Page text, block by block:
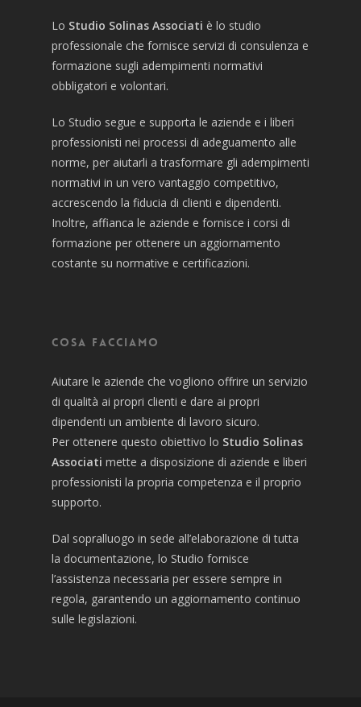
Lo Studio Solinas Associati è lo studio
professionale che fornisce servizi di consulenza e
formazione sugli adempimenti normativi
obbligatori e volontari.
Lo Studio segue e supporta le aziende e i liberi
professionisti nei processi di adeguamento alle
norme, per aiutarli a trasformare gli adempimenti
normativi in un vero vantaggio competitivo,
accrescendo la fiducia di clienti e dipendenti.
Inoltre, affianca le aziende e fornisce i corsi di
formazione per ottenere un aggiornamento
costante su normative e certificazioni.
Cosa facciamo
Aiutare le aziende che vogliono offrire un servizio
di qualità ai propri clienti e dare ai propri
dipendenti un ambiente di lavoro sicuro.
Per ottenere questo obiettivo lo Studio Solinas
Associati mette a disposizione di aziende e liberi
professionisti la propria competenza e il proprio
supporto.
Dal sopralluogo in sede all’elaborazione di tutta
la documentazione, lo Studio fornisce
l’assistenza necessaria per essere sempre in
regola, garantendo un aggiornamento continuo
sulle legislazioni.